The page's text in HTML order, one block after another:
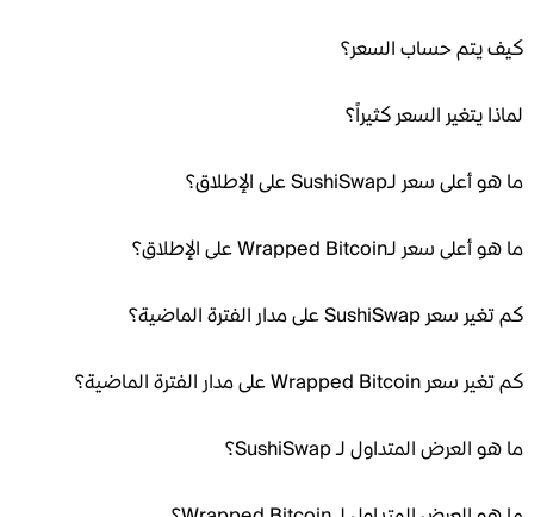
كيف يتم حساب السعر؟
لماذا يتغير السعر كثيراً؟
ما هو أعلى سعر لـSushiSwap على الإطلاق؟
ما هو أعلى سعر لـWrapped Bitcoin على الإطلاق؟
كم تغير سعر SushiSwap على مدار الفترة الماضية؟
كم تغير سعر Wrapped Bitcoin على مدار الفترة الماضية؟
ما هو العرض المتداول لـ SushiSwap؟